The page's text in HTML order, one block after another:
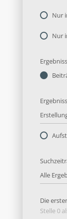
Nur
Nur
Alle
Die
Stelle 0